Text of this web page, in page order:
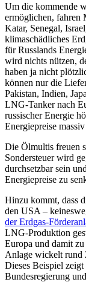
Um die kommende
ermöglichen, fahren
Katar, Senegal,
klimaschädliches
für Russlands
wird nichts nützen,
haben ja nicht
können nur die
Pakistan, Indien,
LNG-Tanker nach
russischer Energie
Energiepreise
Die Ölmultis freuen
Sondersteuer wird
durchsetzbar sein
Energiepreise zu
Hinzu kommt, dass
den USA –
der Erdgas-
LNG-Produktion
Europa und damit
Anlage wickelt rund
Dieses Beispiel
Bundesregierung